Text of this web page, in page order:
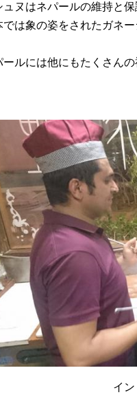
ュヌはネパールの維持と
では象の姿をされたガネ
ールには他にもたくさん
イ